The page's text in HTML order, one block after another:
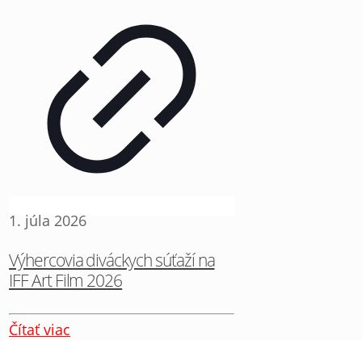
1. júla 2026
Výhercovia diváckych súťaží na
IFF Art Film 2026
Čítať viac